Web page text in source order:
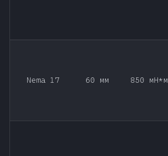
Nema 17 60 мм 850 мН*м